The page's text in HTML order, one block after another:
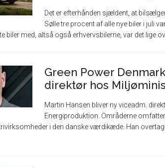
Det er efterhånden sjældent, at
Sølle tre procent af alle nye biler i juli
biler med, altså også erhvervsbilerne, var det lige
Green Power
direktør hos
Martin Hansen bliver ny viceadm.
Energiproduktion. Områderne
i den danske værdikæde. Han